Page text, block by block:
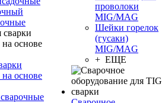
основе
проволоки
MIG/MAG
Шейки горелок
(гусаки)
MIG/MAG
+ ЕЩЕ